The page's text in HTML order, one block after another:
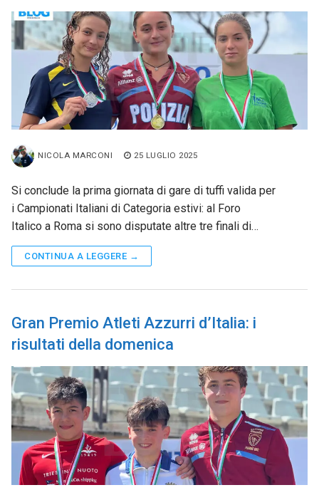
NICOLA MARCONI 25 LUGLIO 2025
Si conclude la prima giornata di gare di tuffi valida per
i Campionati Italiani di Categoria estivi: al Foro
Italico a Roma si sono disputate altre tre finali di…
CONTINUA A LEGGERE →
Gran Premio Atleti Azzurri d’Italia: i
risultati della domenica